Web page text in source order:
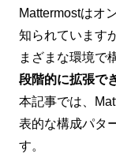
Mattermostはオ
知られています
まざまな環境で
段階的に拡張で
本記事では、
表的な構成パタ
す。